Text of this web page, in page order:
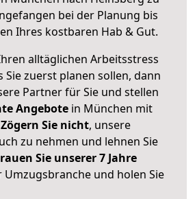
bei der Planung bis
Ihres kostbaren Hab & Gut.
alltäglichen Arbeitsstress
Sie zuerst planen sollen, dann
Partner für Sie und stellen
Angebote in München mit
Zögern Sie nicht, unsere
zu nehmen und lehnen Sie
Sie unserer 7 Jahre
Umzugsbranche und holen Sie